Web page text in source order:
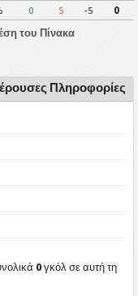
0 5 -5
0
του Πίνακα
Πληροφορίες
0 γκόλ σε αυτή τη